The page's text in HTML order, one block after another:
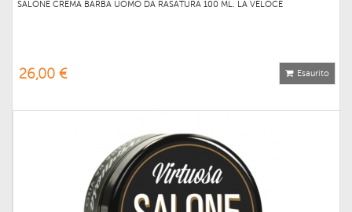
SALONE CREMA BARBA UOMO DA RASATURA 100 ML. LA VELOCE
26,00 € Esaurito